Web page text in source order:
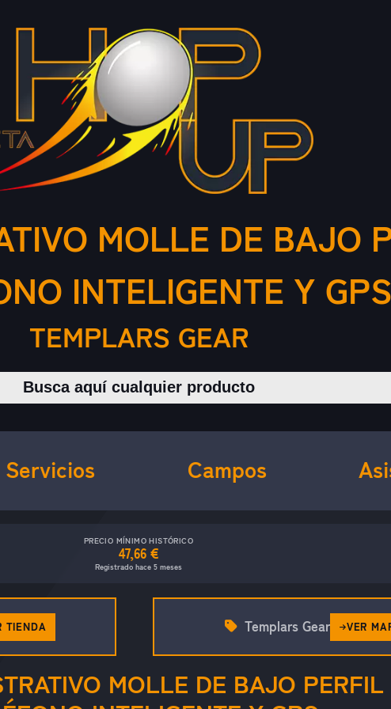
MOLLE DE BAJO
INTELIGENTE Y GPS
TEMPLARS GEAR
Buscar productos
Servicios Campos
PRECIO MÍNIMO HISTÓRICO
47,66 €
Registrado hace 5 meses
TIENDA
MOLLE DE BAJO PERFIL
Templars Gear VER